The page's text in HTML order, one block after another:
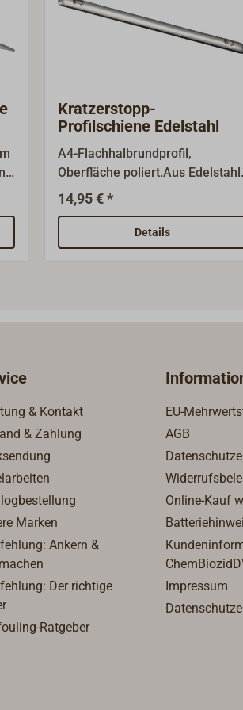
Kratzerstopp-
Profilschiene Edelstahl
A4-Flachhalbrundprofil,
Oberfläche poliert.Aus Edelstahl.
14,95 € *
Details
& Kontakt
& Zahlung
Marken
Ankern &
Der richtige
Ratgeber
EU-
AGB
Online-Kauf
Impressum